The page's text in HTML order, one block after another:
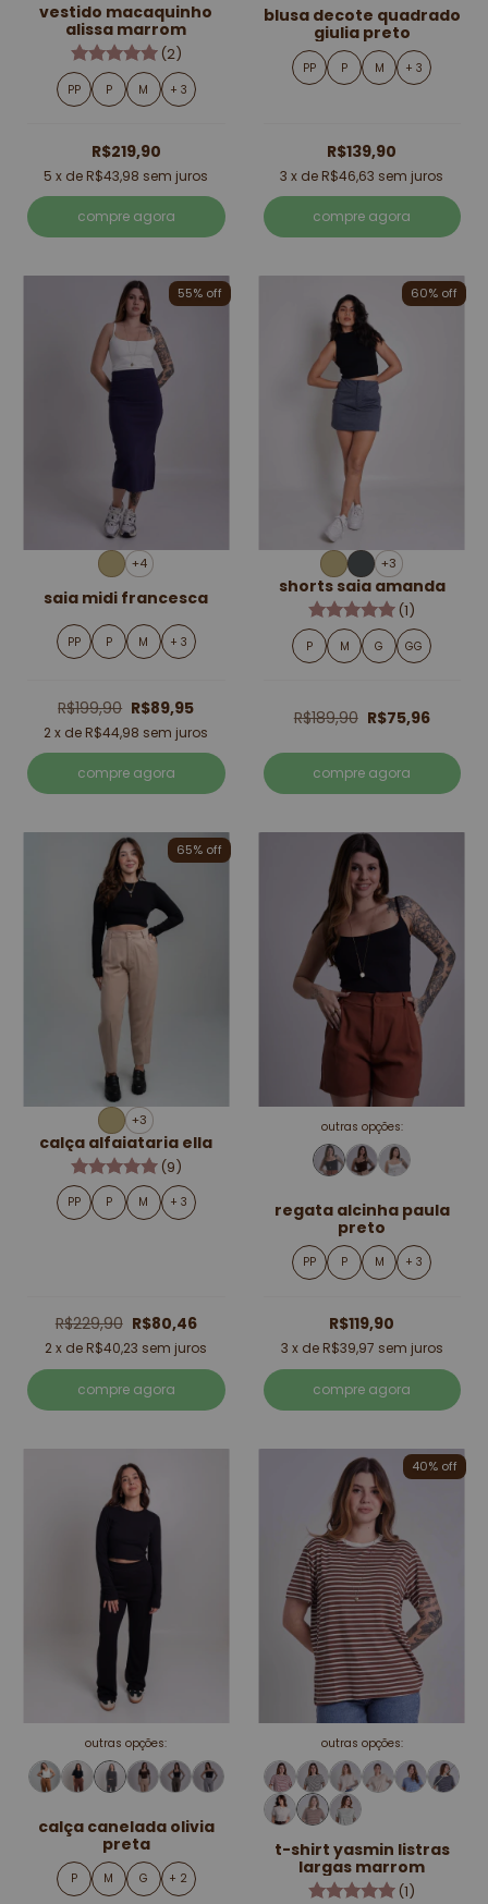
vestido macaquinho
alissa marrom
(2)
PP P M + 3
R$219,90
5 x de R$43,98 sem juros
compre agora
blusa decote quadrado
giulia preto
PP P M + 3
R$139,90
3 x de R$46,63 sem juros
compre agora
55% off
+4
saia midi francesca
PP P M + 3
R$199,90 R$89,95
2x de R$44,98 sem juros
compre agora
60% off
+3
shorts saia amanda
(1)
P M G GG
R$189,90 R$75,96
compre agora
65% off
+3
calça alfaiataria ella
(9)
PP P M + 3
R$229,90 R$80,46
2x de R$40,23 sem juros
compre agora
outras opções:
regata alcinha paula
preto
PP P M + 3
R$119,90
3 x de R$39,97 sem juros
compre agora
outras opções:
calça canelada olivia
preta
P M G + 2
40% off
outras opções:
t-shirt yasmin listras
largas marrom
(1)